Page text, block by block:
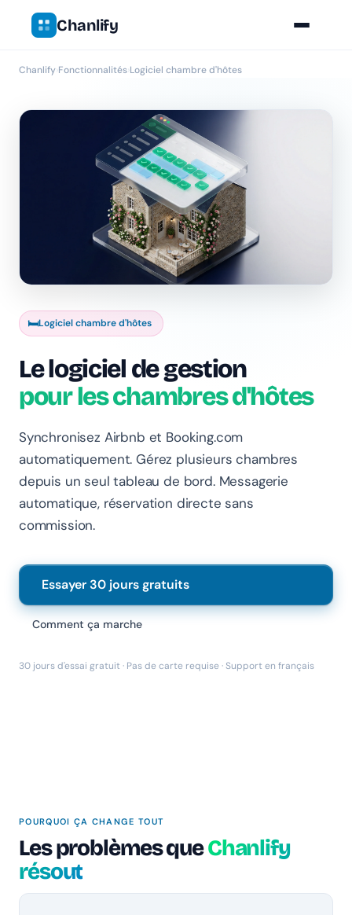
Chanlify
Chanlify›Fonctionnalités›Logiciel chambre d'hôtes
🛏️Logiciel chambre d'hôtes
Le logiciel de gestion
pour les chambres d'hôtes
Synchronisez Airbnb et Booking.com
automatiquement. Gérez plusieurs chambres
depuis un seul tableau de bord. Messagerie
automatique, réservation directe sans
commission.
Essayer 30 jours gratuits
Comment ça marche
30 jours d'essai gratuit · Pas de carte requise · Support en français
POURQUOI ÇA CHANGE TOUT
Les problèmes queChanlify
résout
En ligne · Online
Bonjour 👋 Je suis l'assistant Chanlify. Comment puis-
Hello! I'm the Chanlify assistant. How can I help?